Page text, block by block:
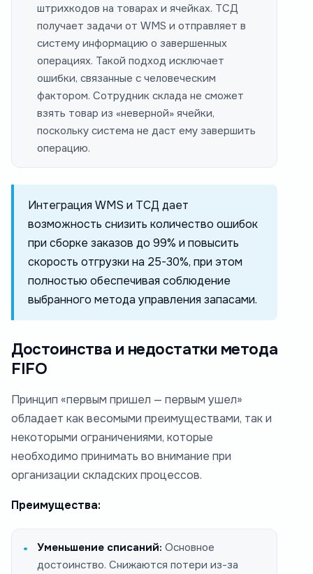
штрихкодов на товарах и ячейках. ТСД
получает задачи от WMS и отправляет в
систему информацию о завершенных
операциях. Такой подход исключает
ошибки, связанные с человеческим
фактором. Сотрудник склада не сможет
взять товар из «неверной» ячейки,
поскольку система не даст ему завершить
операцию.
Интеграция WMS и ТСД дает
возможность снизить количество ошибок
при сборке заказов до 99% и повысить
скорость отгрузки на 25-30%, при этом
полностью обеспечивая соблюдение
выбранного метода управления запасами.
Достоинства и недостатки метода
FIFO
Принцип «первым пришел — первым ушел»
обладает как весомыми преимуществами, так и
некоторыми ограничениями, которые
необходимо принимать во внимание при
организации складских процессов.
Преимущества:
Уменьшение списаний: Основное
достоинство. Снижаются потери из-за